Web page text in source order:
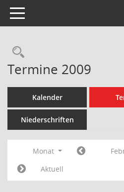
Toggle navigation
Rechercheauswahl
Termine 2009
Kalender
Niederschriften
Monat
Aktuell